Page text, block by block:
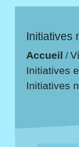
Initiatives
Accueil /
Initiatives
Initiatives